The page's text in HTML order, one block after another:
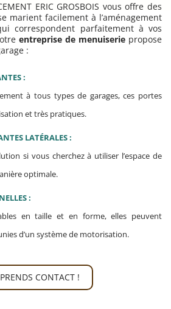
ERIC GROSBOIS vous offre des
marient facilement à l’aménagement
correspondent parfaitement à vos
entreprise de menuiserie propose
:
:
à tous types de garages, ces portes
et très pratiques.
LATÉRALES :
si vous cherchez à utiliser l’espace de
optimale.
:
en taille et en forme, elles peuvent
d’un système de motorisation.
PRENDS CONTACT !